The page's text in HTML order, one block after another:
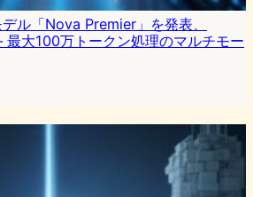
ル「Nova Premier」を発表、
大100万トークン処理のマルチモー